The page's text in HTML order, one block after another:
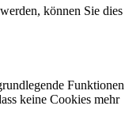
können Sie dies
Funktionen
keine Cookies mehr